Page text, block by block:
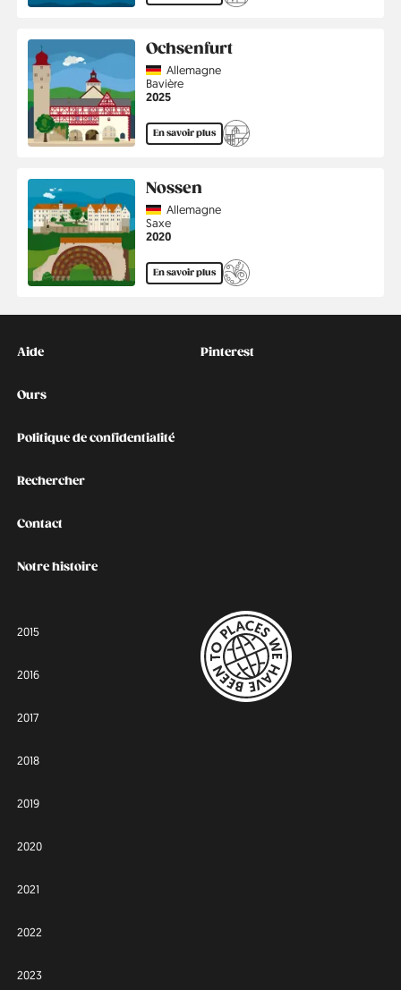
Ochsenfurt
CountryAllemagne
Région
Bavière
Année
2025
En savoir plus
Nossen
CountryAllemagne
Région
Saxe
Année
2020
En savoir plus
Kontakt
Aide
Ours
Politique de confidentialité
Rechercher
Contact
Notre histoire
Social
Pinterest
2015
2016
2017
2018
2019
2020
2021
2022
2023